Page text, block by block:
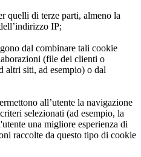
quelli di terze parti, almeno la
IP;
dal combinare tali cookie
(file dei clienti o
altri siti, ad esempio) o dal
all’utente la navigazione
selezionati (ad esempio, la
una migliore esperienza di
raccolte da questo tipo di cookie